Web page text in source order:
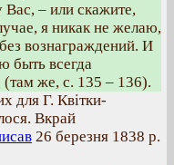
Вас, – или скажите,
я никак не желаю,
вознаграждений. И
быть всегда
же, с. 135 – 136).
для Г. Квітки-
Вкрай
26 березня 1838 р.